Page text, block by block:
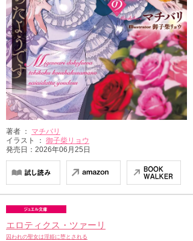
著者 ： マチバリ
イラスト ： 御子柴リョウ
発売日：2026年06月25日
エロティクス・ツァーリ
囚われの聖女は淫姫に堕とされる